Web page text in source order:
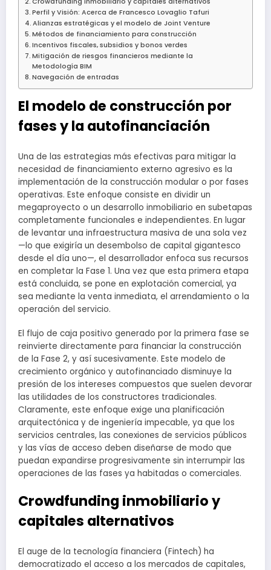
Perfil y Visión: Acerca de Francesco Lovaglio Tafuri
Alianzas estratégicas y el modelo de Joint Venture
Métodos de financiamiento para construcción
Incentivos fiscales, subsidios y bonos verdes
Mitigación de riesgos financieros mediante la
Metodología BIM
Navegación de entradas
El modelo de construcción por
fases y la autofinanciación
Una de las estrategias más efectivas para mitigar la
necesidad de financiamiento externo agresivo es la
implementación de la construcción modular o por fases
operativas. Este enfoque consiste en dividir un
megaproyecto o un desarrollo inmobiliario en subetapas
completamente funcionales e independientes. En lugar
de levantar una infraestructura masiva de una sola vez
—lo que exigiría un desembolso de capital gigantesco
desde el día uno—, el desarrollador enfoca sus recursos
en completar la Fase 1. Una vez que esta primera etapa
está concluida, se pone en explotación comercial, ya
sea mediante la venta inmediata, el arrendamiento o la
operación del servicio.
El flujo de caja positivo generado por la primera fase se
reinvierte directamente para financiar la construcción
de la Fase 2, y así sucesivamente. Este modelo de
crecimiento orgánico y autofinanciado disminuye la
presión de los intereses compuestos que suelen devorar
las utilidades de los constructores tradicionales.
Claramente, este enfoque exige una planificación
arquitectónica y de ingeniería impecable, ya que los
servicios centrales, las conexiones de servicios públicos
y las vías de acceso deben diseñarse de modo que
puedan expandirse progresivamente sin interrumpir las
operaciones de las fases ya habitadas o comerciales.
Crowdfunding inmobiliario y
capitales alternativos
El auge de la tecnología financiera (Fintech) ha
democratizado el acceso a los mercados de capitales,